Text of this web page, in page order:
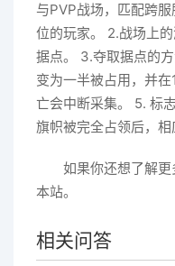
与PVP战场，匹配跨
位的玩家。 2.战场上
据点。 3.夺取据点的
变为一半被占用，并
亡会中断采集。 5. 标
旗帜被完全占领后，相
如果你还想了解
本站。
相关问答